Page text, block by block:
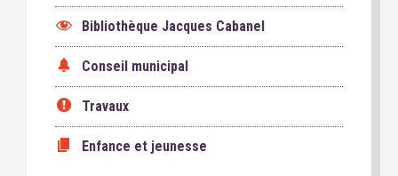
Bibliothèque Jacques Cabanel
Conseil municipal
Travaux
Enfance et jeunesse